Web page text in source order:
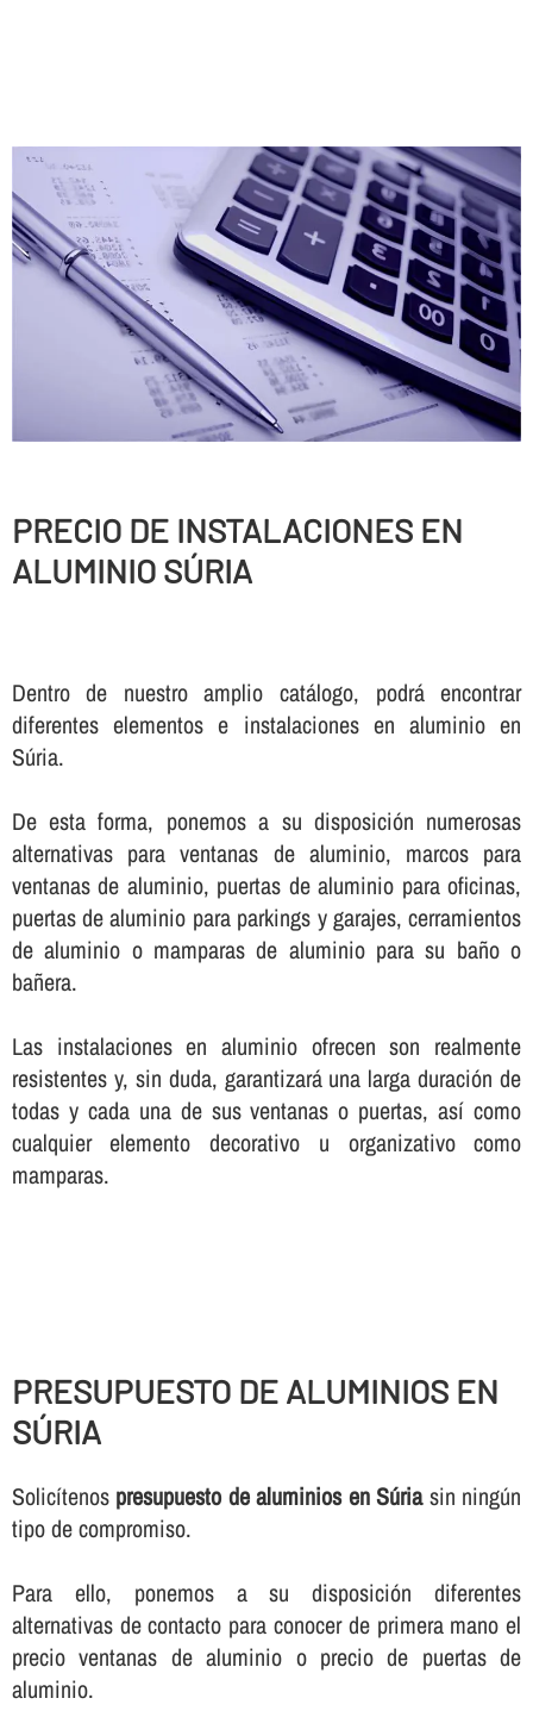
PRECIO DE INSTALACIONES EN
ALUMINIO SÚRIA
Dentro de nuestro amplio catálogo, podrá encontrar
diferentes elementos e instalaciones en aluminio en
Súria.
De esta forma, ponemos a su disposición numerosas
alternativas para ventanas de aluminio, marcos para
ventanas de aluminio, puertas de aluminio para oficinas,
puertas de aluminio para parkings y garajes, cerramientos
de aluminio o mamparas de aluminio para su baño o
bañera.
Las instalaciones en aluminio ofrecen son realmente
resistentes y, sin duda, garantizará una larga duración de
todas y cada una de sus ventanas o puertas, así­ como
cualquier elemento decorativo u organizativo como
mamparas.
PRESUPUESTO DE ALUMINIOS EN
SÚRIA
Solicí­tenos presupuesto de aluminios en Súriasin ningún
tipo de compromiso.
Para ello, ponemos a su disposición diferentes
alternativas de contacto para conocer de primera mano el
precio ventanas de aluminio o precio de puertas de
aluminio.